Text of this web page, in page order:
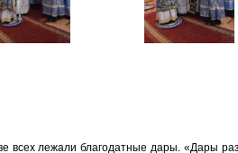
всех лежали благодатные дары. «Дары